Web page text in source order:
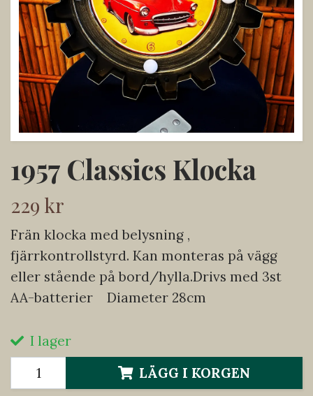
1957 Classics Klocka
229 kr
Frän klocka med belysning ,
fjärrkontrollstyrd. Kan monteras på vägg
eller stående på bord/hylla.Drivs med 3st
AA-batterier Diameter 28cm
I lager
LÄGG I KORGEN